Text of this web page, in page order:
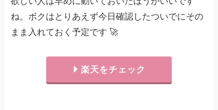
ね。ボクはとりあえず今日確認したついでにその
まま入れておく予定です 🚀
楽天をチェック